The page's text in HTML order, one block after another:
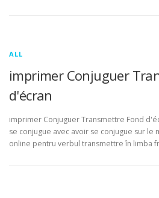
ALL
imprimer Conjuguer
d'écran
imprimer Conjuguer Transmettre Fond
se conjugue avec avoir se conjugue sur
online pentru verbul transmettre în limba